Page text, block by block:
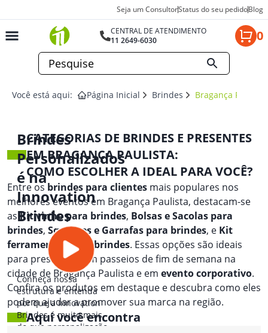
Seja um ConsultorStatus do seu pedidoBlog
CENTRAL DE ATENDIMENTO
11 2649-6030
0
Você está aqui: Página Inicial Brindes Bragança Paulista
Brindes
Personalizados
é na
Innovation
Brindes
Conheça nossa
estrutura e entenda
por que a Innovation
Brindes é muito mais
do que personalização.
CATEGORIAS DE BRINDES E PRESENTES
EM BRAGANÇA PAULISTA:
COMO ESCOLHER A IDEAL PARA VOCÊ?
Entre osbrindes para clientes mais populares nos
melhores eventos em Bragança Paulista, destacam-se
as Kit vinho para brindes, Bolsas e Sacolas para
brindes, Squeezes e Garrafas para brindes, e Kit
ferramentas para brindes. Essas opções são ideais
para presentear em passeios de fim de semana na
cidade de Bragança Paulista e em evento corporativo.
Confira os produtos em destaque e descubra como eles
podem ajudar a promover sua marca na região.
Aqui você encontra